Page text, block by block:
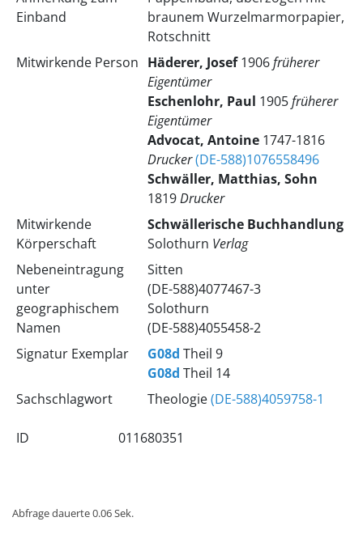
Einband
braunem Wurzelmarmorpapier,
Rotschnitt
Mitwirkende Person Häderer, Josef1906früherer
Eigentümer
Eschenlohr, Paul 1905früherer
Eigentümer
Advocat, Antoine 1747-1816
Drucker(DE-588)1076558496
Schwäller, Matthias, Sohn
1819Drucker
Mitwirkende
Körperschaft
Schwällerische Buchhandlung
Solothurn Verlag
Nebeneintragung
unter
geographischem
Namen
Sitten
(DE-588)4077467-3
Solothurn
(DE-588)4055458-2
Signatur Exemplar
G08d Theil 9
G08d Theil 14
Sachschlagwort
Theologie(DE-588)4059758-1
ID 011680351
Abfrage dauerte 0.06 Sek.